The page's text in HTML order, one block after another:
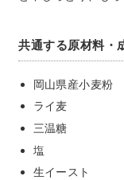
共通する原材料・
岡山県産小麦粉
ライ麦
三温糖
塩
生イースト